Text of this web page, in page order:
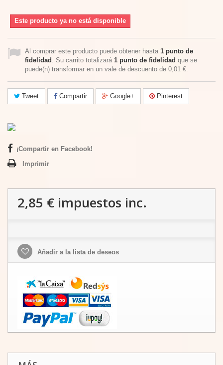
Este producto ya no está disponible
Al comprar este producto puede obtener hasta 1 punto de
fidelidad . Su carrito totalizará 1 punto de fidelidad que se
puede(n) transformar en un vale de descuento de 0,01 €.
Tweet Compartir Google+ Pinterest
¡Compartir en Facebook!
Imprimir
2,85 € impuestos inc.
Añadir a la lista de deseos